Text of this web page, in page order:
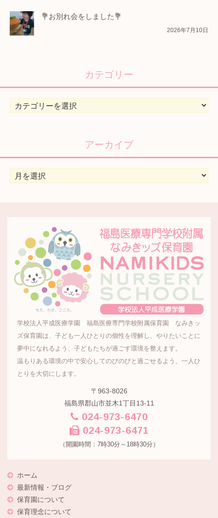
💐お別れ会をしました💐
2026年7月10日
カテゴリー
カ
ー
アーカイブ
学校法人平成医療学園 福島医療専門学校附属保育園 なみきッ
ズ保育園は、子ども一人ひとりの個性を理解し、やりたいことに
夢中になれるよう、子どもたちが過ごす環境を整えます。
温もりある環境の中で安心してのびのびと過ごせるよう、一人ひ
とりを大切にします。
〒963-8026
福島県郡山市並木1丁目13-11
024-973-6470
024-973-6471
（開園時間：7時30分～18時30分）
ホーム
最新情報・ブログ
保育園について
保育理念について